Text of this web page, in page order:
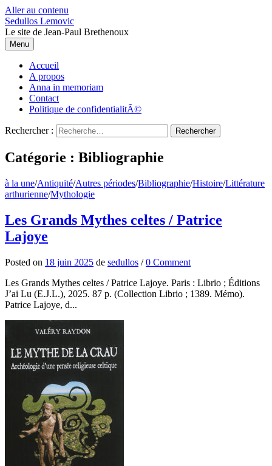
Aller au contenu
Sedullos Lemovic
Le site de Jean-Paul Brethenoux
Menu
Accueil
A propos
Anna in memoriam
Contact
Politique de confidentialitÃ©
Rechercher :
Catégorie : Bibliographie
à la une/Antiquité/Autres périodes/Bibliographie/Histoire/Littérature
arthurienne/Mythologie
Les Grands Mythes celtes / Patrice
Lajoye
Posted on 18 juin 2025 de sedullos /0 Comment
Les Grands Mythes celtes / Patrice Lajoye. Paris : Librio ; Éditions
J’ai Lu (E.J.L.), 2025. 87 p. (Collection Librio ; 1389. Mémo).
Patrice Lajoye, d...